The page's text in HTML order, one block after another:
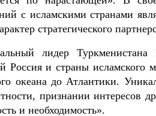
с исламскими странами
стратегического
лидер
Россия и страны
океана до Атлантики.
признании интересов
и необходимость».